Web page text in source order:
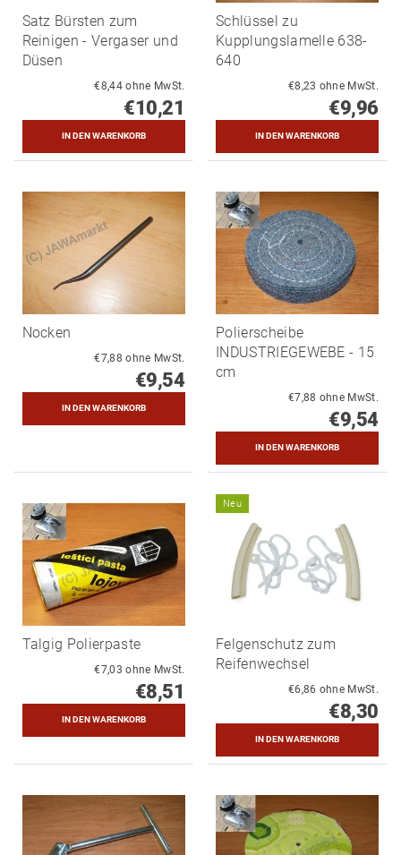
Satz Bürsten zum
Reinigen - Vergaser und
Düsen
€8,44 ohne MwSt.
€10,21
Schlüssel zu
Kupplungslamelle 638-
640
€8,23 ohne MwSt.
€9,96
Nocken
€7,88 ohne MwSt.
€9,54
Polierscheibe
INDUSTRIEGEWEBE - 15
cm
€7,88 ohne MwSt.
€9,54
Talgig Polierpaste
€7,03 ohne MwSt.
€8,51
Neu
Felgenschutz zum
Reifenwechsel
€6,86 ohne MwSt.
€8,30